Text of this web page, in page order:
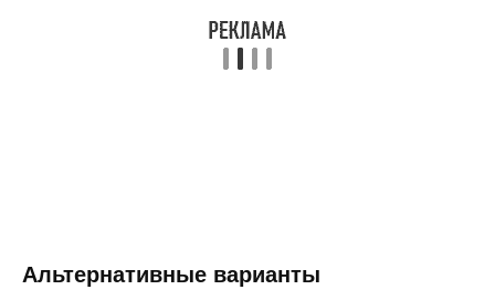
Альтернативные варианты